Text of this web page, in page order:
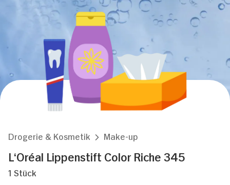
Drogerie & Kosmetik Make-up
L‘Oréal Lippenstift Color Riche 345
1 Stück